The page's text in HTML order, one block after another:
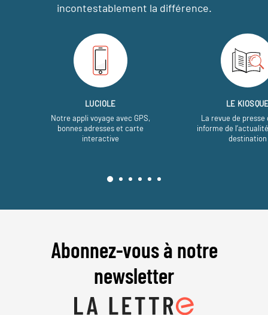
incontestablement la différence.
LUCIOLE
Notre appli voyage avec GPS,
bonnes adresses et carte
interactive
LE
La revue de presse
informe de
destination
Abonnez-vous à notre
newsletter